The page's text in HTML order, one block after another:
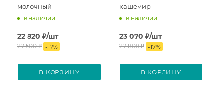
молочный
в наличии
22 820 ₽/шт
27 500₽ -17%
В КОРЗИНУ
кашемир
в наличии
23 070 ₽/шт
27 800₽ -17%
В КОРЗИНУ